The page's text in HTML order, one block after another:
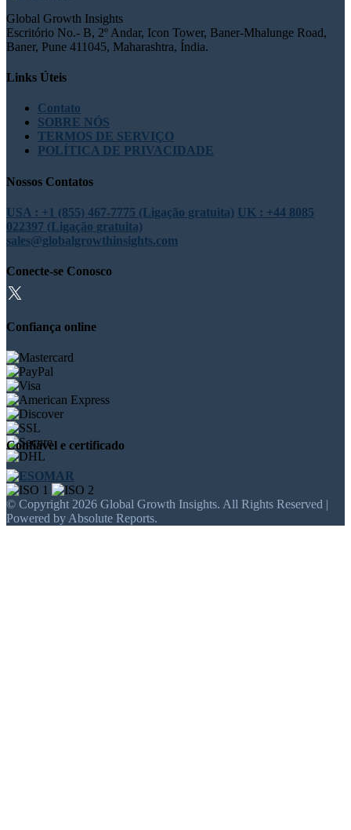
Global Growth Insights
Escritório No.- B, 2º Andar, Icon Tower, Baner-Mhalunge Road,
Baner, Pune 411045, Maharashtra, Índia.
Links Úteis
Contato
SOBRE NÓS
TERMOS DE SERVIÇO
POLÍTICA DE PRIVACIDADE
Nossos Contatos
USA : +1 (855) 467-7775 (Ligação gratuita) UK : +44 8085
022397 (Ligação gratuita)
sales@globalgrowthinsights.com
Conecte-se Conosco
Confiança online
Confiável e certificado
© Copyright 2026 Global Growth Insights. All Rights Reserved |
Powered by Absolute Reports.